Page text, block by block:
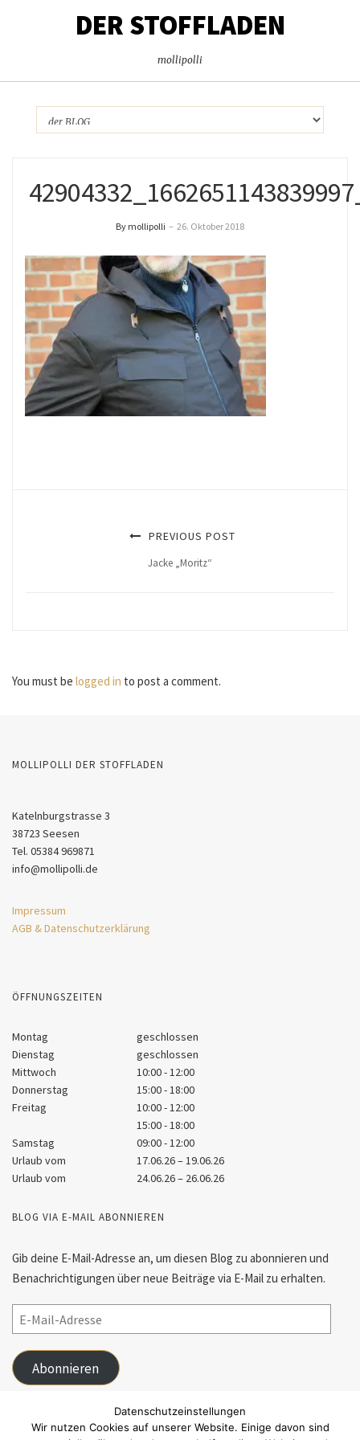
DER STOFFLADEN
mollipolli
By mollipolli – 26. Oktober 2018
PREVIOUS POST
Jacke „Moritz“
You must be logged in to post a comment.
MOLLIPOLLI DER STOFFLADEN
Katelnburgstrasse 3
38723 Seesen
Tel. 05384 969871
info@mollipolli.de
Impressum
AGB & Datenschutzerklärung
ÖFFNUNGSZEITEN
Montag
geschlossen
Dienstag
geschlossen
Mittwoch
10:00 - 12:00
Donnerstag
15:00 - 18:00
Freitag
10:00 - 12:00
15:00 - 18:00
Samstag
09:00 - 12:00
Urlaub vom
17.06.26 – 19.06.26
Urlaub vom
24.06.26 – 26.06.26
BLOG VIA E-MAIL ABONNIEREN
Gib deine E-Mail-Adresse an, um diesen Blog zu abonnieren und
Benachrichtigungen über neue Beiträge via E-Mail zu erhalten.
Abonnieren
Schließe dich 55 anderen Abonnenten an
Datenschutzeinstellungen
Wir nutzen Cookies auf unserer Website. Einige davon sind